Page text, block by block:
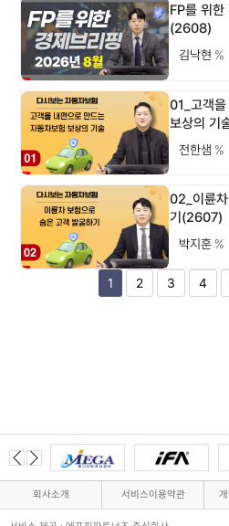
FP를 위
(2608)
김낙현 %
01_고객
보상의 기
전한샘 %
02_이륜
기(2607)
박지훈 %
1 2 3 4
회사소개 서비스이용약관